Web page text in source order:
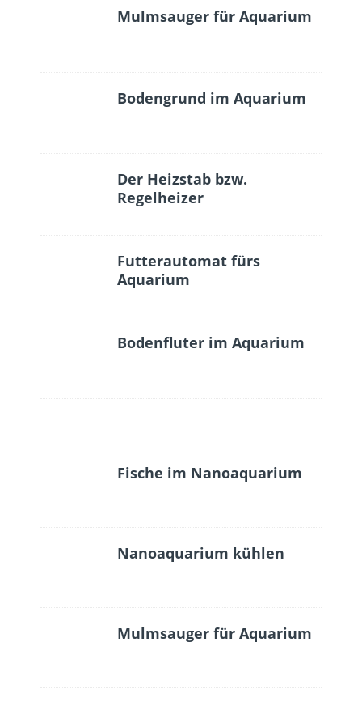
Mulmsauger für Aquarium
Bodengrund im Aquarium
Der Heizstab bzw.
Regelheizer
Futterautomat fürs
Aquarium
Bodenfluter im Aquarium
Fische im Nanoaquarium
Nanoaquarium kühlen
Mulmsauger für Aquarium